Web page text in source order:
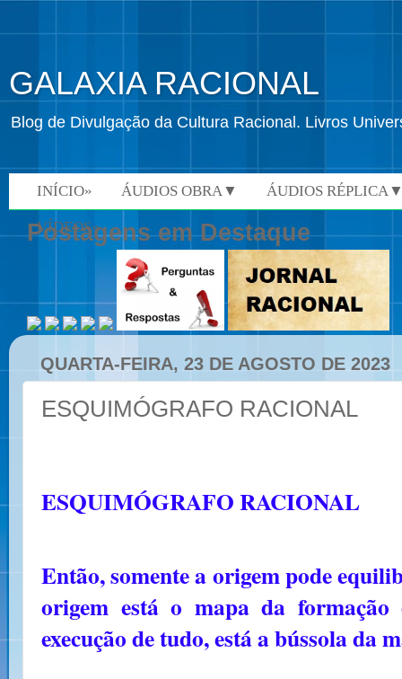
GALAXIA RACIONAL
Blog de Divulgação da Cultura Racional. Livros
INÍCIO» ÁUDIOS OBRA▼ ÁUDIOS
VÍDEOS»
Postagens em Destaque
QUARTA-FEIRA, 23 DE AGOSTO DE 2023
ESQUIMÓGRAFO RACIONAL
ESQUIMÓGRAFO RACIONAL
Então, somente a origem pode
origem está o mapa da
execução de tudo, está a bússola da